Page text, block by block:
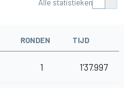
Alle statistieken
RONDEN TIJD
1 1'37.997